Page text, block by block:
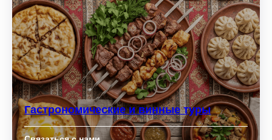
Гастрономические и винные туры